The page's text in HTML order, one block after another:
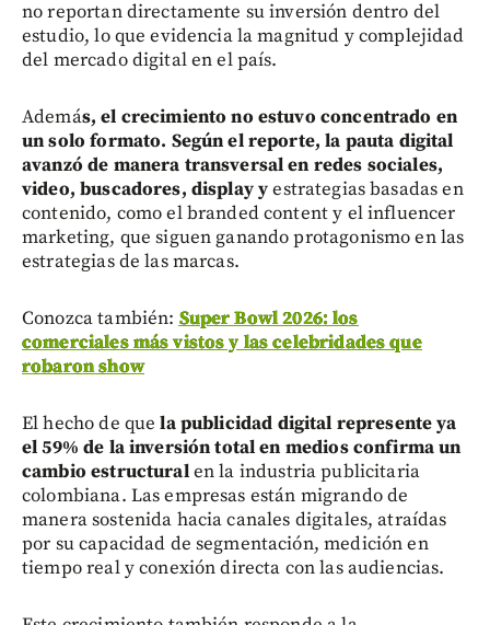
no reportan directamente su inversión dentro del
estudio, lo que evidencia la magnitud y complejidad
del mercado digital en el país.
Además, el crecimiento no estuvo concentrado en
un solo formato. Según el reporte, la pauta digital
avanzó de manera transversal en redes sociales,
video, buscadores, display yestrategias basadas en
contenido, como el branded content y el influencer
marketing, que siguen ganando protagonismo en las
estrategias de las marcas.
Conozca también: Super Bowl 2026: los
comerciales más vistos y las celebridades que
robaron show
El hecho de que la publicidad digital represente ya
el 59% de la inversión total en medios confirma un
cambio estructuralen la industria publicitaria
colombiana. Las empresas están migrando de
manera sostenida hacia canales digitales, atraídas
por su capacidad de segmentación, medición en
tiempo real y conexión directa con las audiencias.